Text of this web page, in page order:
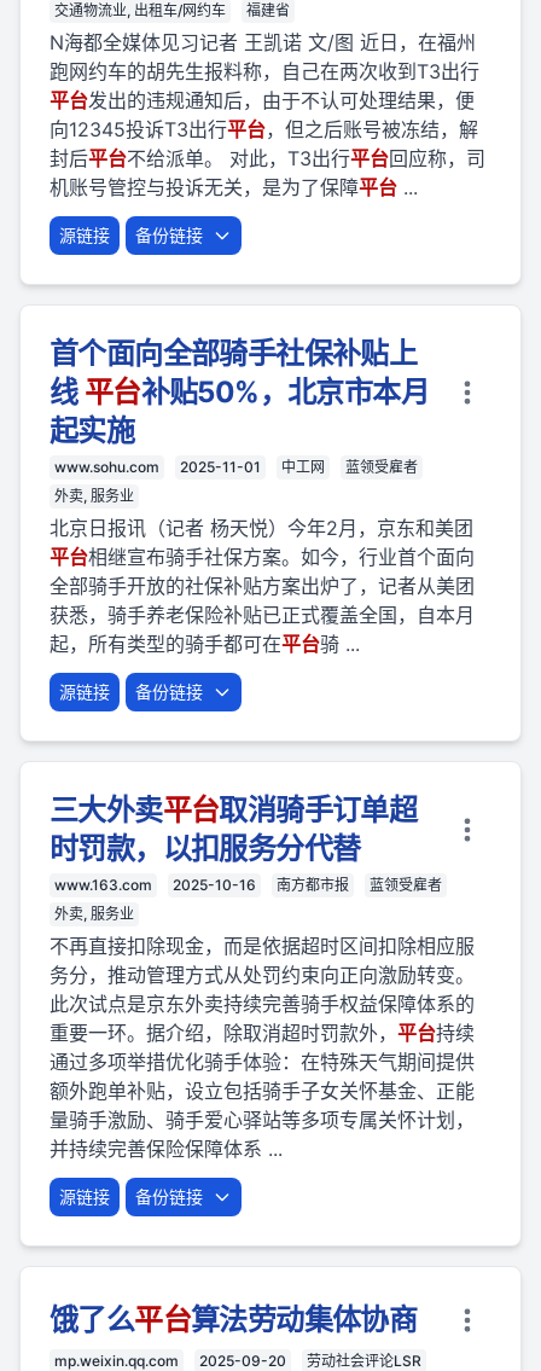
交通物流业, 出租车/网约车 福建省
N海都全媒体见习记者 王凯诺 文/图 近日，在福州
跑网约车的胡先生报料称，自己在两次收到T3出行
平台发出的违规通知后，由于不认可处理结果，便
向12345投诉T3出行平台，但之后账号被冻结，解
封后平台不给派单。 对此，T3出行平台回应称，司
机账号管控与投诉无关，是为了保障平台 ...
源链接 备份链接
首个面向全部骑手社保补贴上
线 平台补贴50%，北京市本月
起实施
www.sohu.com 2025-11-01 中工网
蓝领受雇者
外卖, 服务业
北京日报讯（记者 杨天悦）今年2月，京东和美团
平台相继宣布骑手社保方案。如今，行业首个面向
全部骑手开放的社保补贴方案出炉了，记者从美团
获悉，骑手养老保险补贴已正式覆盖全国，自本月
起，所有类型的骑手都可在平台骑 ...
源链接 备份链接
三大外卖平台取消骑手订单超
时罚款，以扣服务分代替
www.163.com 2025-10-16 南方都市报
蓝领受雇者
外卖, 服务业
不再直接扣除现金，而是依据超时区间扣除相应服
务分，推动管理方式从处罚约束向正向激励转变。
此次试点是京东外卖持续完善骑手权益保障体系的
重要一环。据介绍，除取消超时罚款外， 平台持续
通过多项举措优化骑手体验：在特殊天气期间提供
额外跑单补贴，设立包括骑手子女关怀基金、正能
量骑手激励、骑手爱心驿站等多项专属关怀计划，
并持续完善保险保障体系 ...
源链接 备份链接
饿了么平台算法劳动集体协商
mp.weixin.qq.com 2025-09-20
劳动社会评论LSR